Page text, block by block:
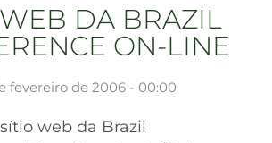
DA BRAZIL
ON-LINE
fevereiro de 2006 - 00:00
web da Brazil